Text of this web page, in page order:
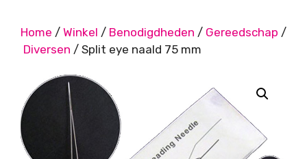
Home / Winkel / Benodigdheden / Gereedschap /
Diversen / Split eye naald 75 mm